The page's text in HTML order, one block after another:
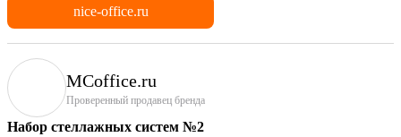
nice-office.ru
MCoffice.ru
Проверенный продавец бренда
Набор стеллажных систем №2